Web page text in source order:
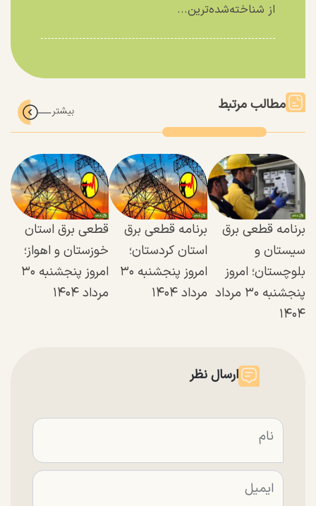
از شناخته‌شده‌ترین...
مطالب مرتبط
برنامه قطعی برق
سیستان و
بلوچستان؛ امروز
پنجشنبه ۳۰ مرداد
۱۴۰۴
برنامه قطعی برق
استان کردستان؛
امروز پنجشنبه ۳۰
مرداد ۱۴۰۴
قطعی برق استان
خوزستان و اهواز؛
امروز پنجشنبه ۳۰
مرداد ۱۴۰۴
ارسال نظر